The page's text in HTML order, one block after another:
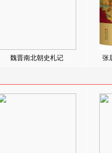
魏晋南北朝史札记 张